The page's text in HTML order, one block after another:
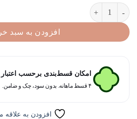
کوله پشتی چرم تراول عدد
افزودن به سبد
امکان قسط‌بندی برحسب
۴ قسط ماهانه. بدون سود، چک و ضامن.
افزودن به علاقه